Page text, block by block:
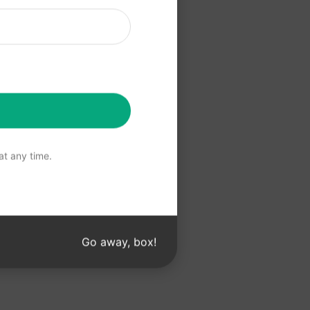
any time.
Go away, box!